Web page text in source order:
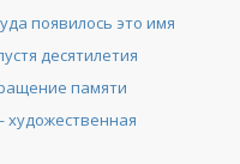
появилось это имя
десятилетия
памяти
художественная